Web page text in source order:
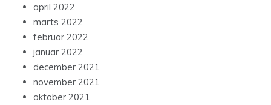
april 2022
marts 2022
februar 2022
januar 2022
december 2021
november 2021
oktober 2021